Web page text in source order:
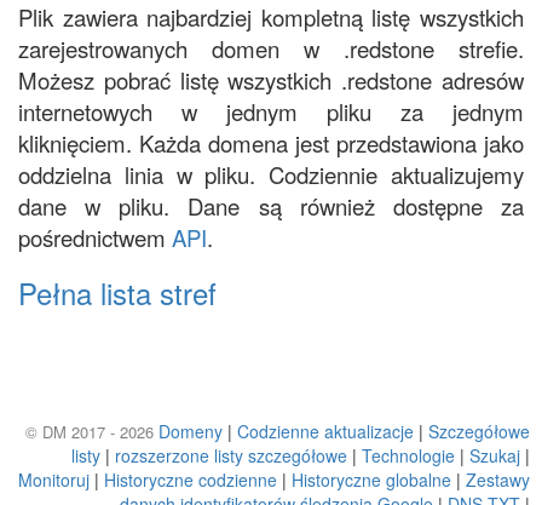
Plik zawiera najbardziej kompletną listę wszystkich
zarejestrowanych domen w .redstone strefie.
Możesz pobrać listę wszystkich .redstone adresów
internetowych w jednym pliku za jednym
kliknięciem. Każda domena jest przedstawiona jako
oddzielna linia w pliku. Codziennie aktualizujemy
dane w pliku. Dane są również dostępne za
pośrednictwem API.
Pełna lista stref
© DM 2017 - 2026 Domeny | Codzienne aktualizacje | Szczegółowe
listy | rozszerzone listy szczegółowe | Technologie | Szukaj |
Monitoruj | Historyczne codzienne | Historyczne globalne | Zestawy